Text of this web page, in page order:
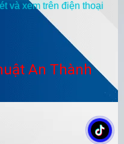
và xem trên điện thoại
An Thành